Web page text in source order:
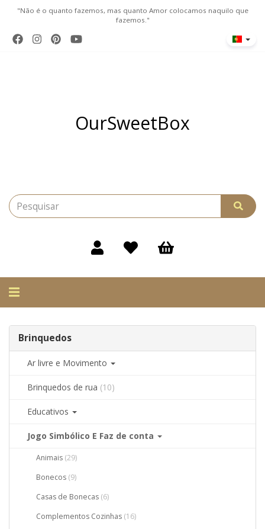
"Não é o quanto fazemos, mas quanto Amor colocamos naquilo que
fazemos."
OurSweetBox
Alternar
Brinquedos
Ar livre e Movimento
Brinquedos de rua (10)
Educativos
Jogo Simbólico E Faz de conta
Animais (29)
Bonecos (9)
Casas de Bonecas (6)
Complementos Cozinhas (16)